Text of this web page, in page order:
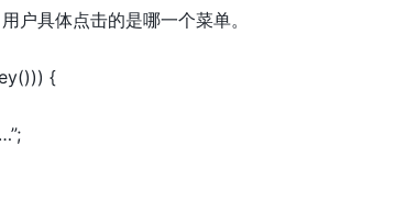
户具体点击的是哪一个菜单。
{